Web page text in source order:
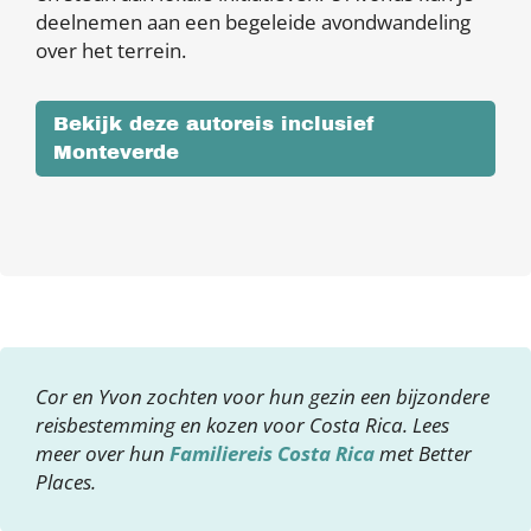
deelnemen aan een begeleide avondwandeling
over het terrein.
Bekijk deze autoreis inclusief
Monteverde
Cor en Yvon zochten voor hun gezin een bijzondere
reisbestemming en kozen voor Costa Rica. Lees
meer over hun Familiereis Costa Ricamet Better
Places.